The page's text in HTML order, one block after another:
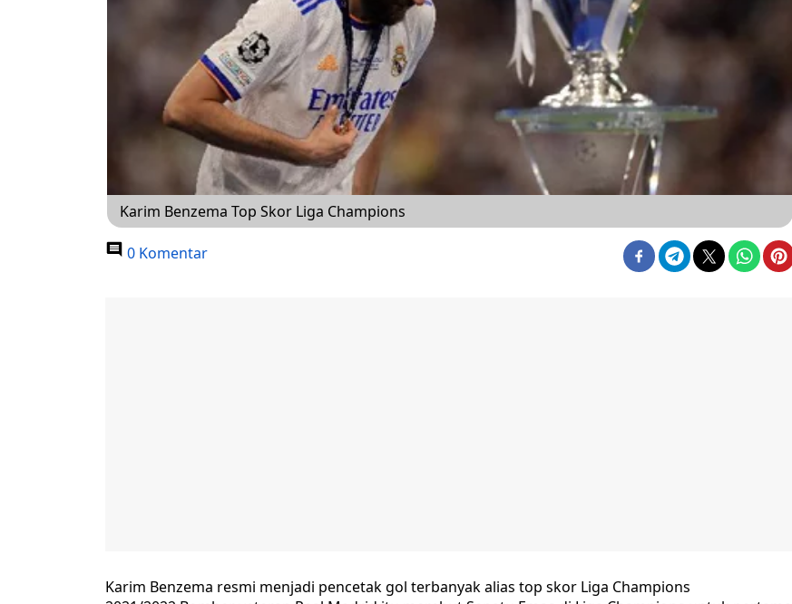
Karim Benzema Top Skor Liga Champions
0 Komentar
Karim Benzema resmi menjadi pencetak gol terbanyak alias top skor Liga Champions